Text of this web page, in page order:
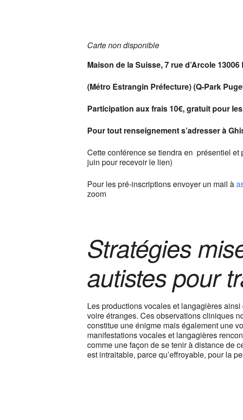
Carte non disponible
Maison de la Suisse, 7 rue d’Arcole 13006
(Métro Estrangin Préfecture) (Q-Park
Participation aux frais 10€, gratuit pour
Pour tout renseignement s’adresser à
Cette conférence se tiendra en présentiel
juin pour recevoir le lien)
Pour les pré-inscriptions envoyer un mail à
zoom
Stratégies
autistes pour
Les productions vocales et langagières
voire étranges. Ces observations cliniques
constitue une énigme mais également une
manifestations vocales et langagières
comme une façon de se tenir à distance de
est intraitable, parce qu’effroyable, pour la